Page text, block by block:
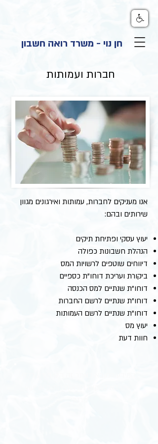
חן נוי - משרד רואה חשבון
חברות ועמותות
אנו מעניקים לחברות, עמותות ואירגונים מגוון
שירותים ובהם:
יעוץ עסקי ופתיחת תיקים
הנהלת חשבונות כפולה
דיווחים שוטפים לרשויות המס
ביקורת ועריכת דוחו"ת כספיים
דוחו"ת שנתיים למס הכנסה
דוחו"ת שנתיים לרשם החברות
דוחו"ת שנתיים לרשם העמותות
יעוץ מס
חוות דעת